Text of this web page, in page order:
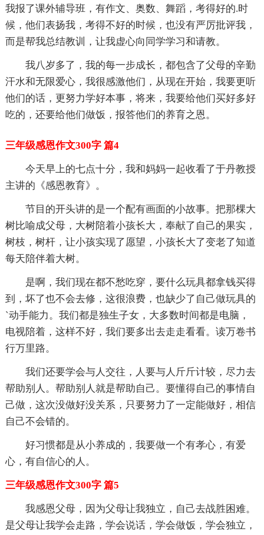
我报了课外辅导班，有作文、奥数、舞蹈，考得好的.时
候，他们表扬我，考得不好的时候，也没有严厉批评我，
而是帮我总结教训，让我虚心向同学学习和请教。
我八岁多了，我的每一步成长，都包含了父母的辛勤
汗水和无限爱心，我很感激他们，从现在开始，我要更听
他们的话，更努力学好本事，将来，我要给他们买好多好
吃的，还要给他们做饭，报答他们的养育之恩。
三年级感恩作文300字 篇4
今天早上的七点十分，我和妈妈一起收看了于丹教授
主讲的《感恩教育》。
节目的开头讲的是一个配有画面的小故事。把那棵大
树比喻成父母，大树陪着小孩长大，奉献了自己的果实，
树枝，树杆，让小孩实现了愿望，小孩长大了变老了知道
每天陪伴着大树。
是啊，我们现在都不愁吃穿，要什么玩具都拿钱买得
到，坏了也不会去修，这很浪费，也缺少了自己做玩具的
`动手能力。我们都是独生子女，大多数时间都是电脑，
电视陪着，这样不好，我们要多出去走走看看。读万卷书
行万里路。
我们还要学会与人交往，人要与人斤斤计较，尽力去
帮助别人。帮助别人就是帮助自己。要懂得自己的事情自
己做，这次没做好没关系，只要努力了一定能做好，相信
自己不会错的。
好习惯都是从小养成的，我要做一个有孝心，有爱
心，有自信心的人。
三年级感恩作文300字 篇5
我感恩父母，因为父母让我独立，自己去战胜困难。
是父母让我学会走路，学会说话，学会做饭，学会独立，